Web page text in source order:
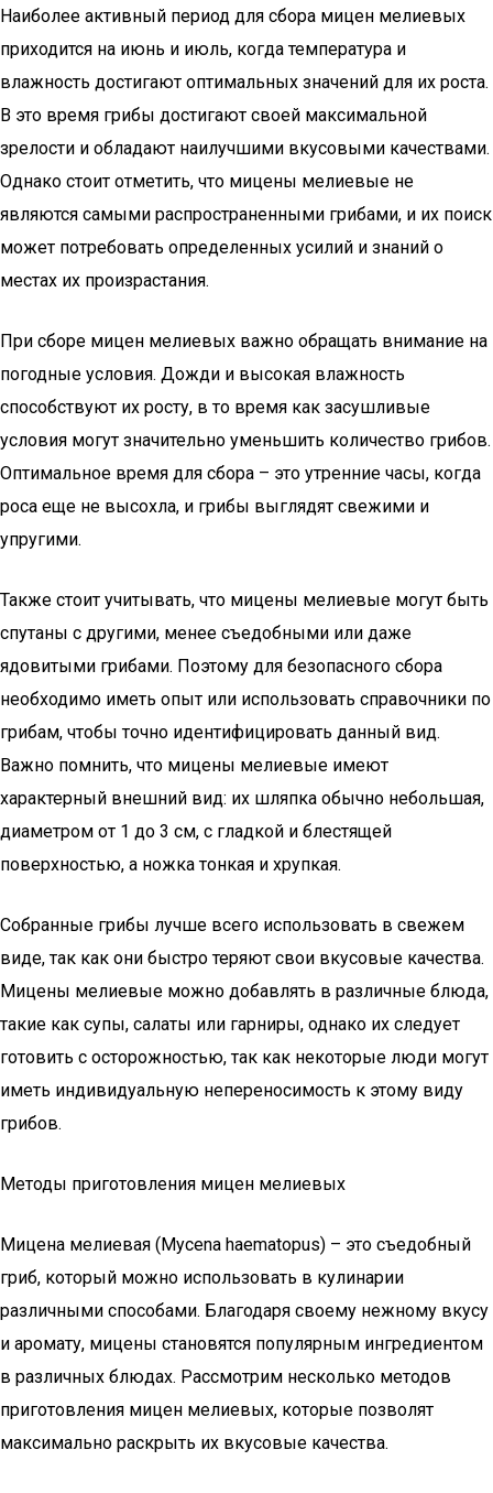
Наиболее активный период для сбора мицен мелиевых
приходится на июнь и июль, когда температура и
влажность достигают оптимальных значений для их роста.
В это время грибы достигают своей максимальной
зрелости и обладают наилучшими вкусовыми качествами.
Однако стоит отметить, что мицены мелиевые не
являются самыми распространенными грибами, и их поиск
может потребовать определенных усилий и знаний о
местах их произрастания.
При сборе мицен мелиевых важно обращать внимание на
погодные условия. Дожди и высокая влажность
способствуют их росту, в то время как засушливые
условия могут значительно уменьшить количество грибов.
Оптимальное время для сбора – это утренние часы, когда
роса еще не высохла, и грибы выглядят свежими и
упругими.
Также стоит учитывать, что мицены мелиевые могут быть
спутаны с другими, менее съедобными или даже
ядовитыми грибами. Поэтому для безопасного сбора
необходимо иметь опыт или использовать справочники по
грибам, чтобы точно идентифицировать данный вид.
Важно помнить, что мицены мелиевые имеют
характерный внешний вид: их шляпка обычно небольшая,
диаметром от 1 до 3 см, с гладкой и блестящей
поверхностью, а ножка тонкая и хрупкая.
Собранные грибы лучше всего использовать в свежем
виде, так как они быстро теряют свои вкусовые качества.
Мицены мелиевые можно добавлять в различные блюда,
такие как супы, салаты или гарниры, однако их следует
готовить с осторожностью, так как некоторые люди могут
иметь индивидуальную непереносимость к этому виду
грибов.
Методы приготовления мицен мелиевых
Мицена мелиевая (Mycena haematopus) – это съедобный
гриб, который можно использовать в кулинарии
различными способами. Благодаря своему нежному вкусу
и аромату, мицены становятся популярным ингредиентом
в различных блюдах. Рассмотрим несколько методов
приготовления мицен мелиевых, которые позволят
максимально раскрыть их вкусовые качества.